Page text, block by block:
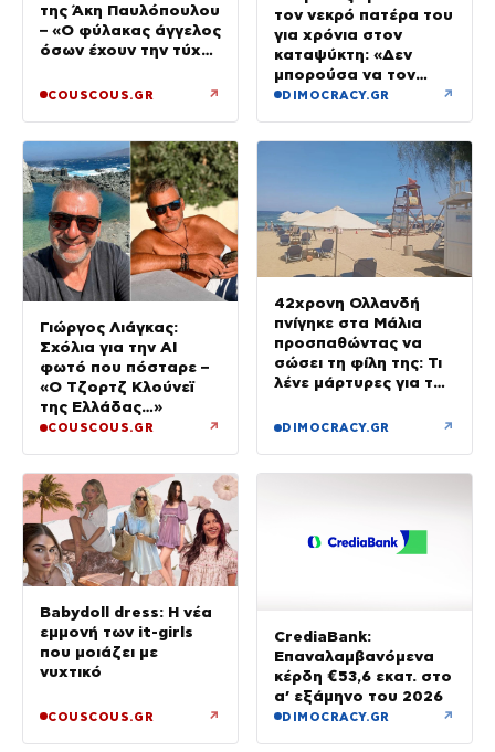
της Άκη Παυλόπουλου
– «Ο φύλακας άγγελος
όσων έχουν την τύχη
του»
COUSCOUS.GR ↗
τον νεκρό πατέρα του
για χρόνια στον
καταψύκτη: «Δεν
μπορούσα να τον
αποχωριστώ»
DIMOCRACY.GR ↗
Γιώργος Λιάγκας:
Σχόλια για την ΑΙ
φωτό που πόσταρε –
«Ο Τζορτζ Κλούνεϊ
της Ελλάδας…»
COUSCOUS.GR ↗
42χρονη Ολλανδή
πνίγηκε στα Μάλια
προσπαθώντας να
σώσει τη φίλη της: Τι
λένε μάρτυρες για τον
DIMOCRACY.GR ↗
Babydoll dress: Η νέα
εμμονή των it-girls
που μοιάζει με
νυχτικό
COUSCOUS.GR ↗
CrediaBank:
Επαναλαμβανόμενα
κέρδη €53,6 εκατ. στο
α’ εξάμηνο του 2026
DIMOCRACY.GR ↗